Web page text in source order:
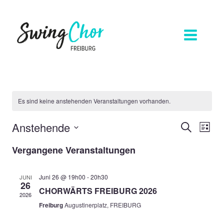
springen
Es sind keine anstehenden Veranstaltungen vorhanden.
SucheListe
Anstehende
wählen.
Vergangene Veranstaltungen
JUNI
26
2026
Juni 26 @ 19h00 -20h30
CHORWÄRTS FREIBURG 2026
FreiburgAugustinerplatz, FREIBURG